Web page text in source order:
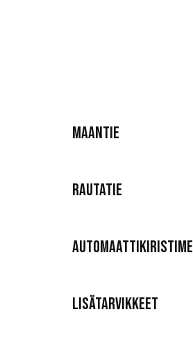
MAANTIE
RAUTATIE
LISÄTARVIKKEET